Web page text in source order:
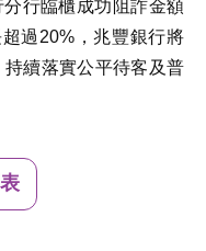
行臨櫃成功阻詐金額
過20%，兆豐銀行將
續落實公平待客及普